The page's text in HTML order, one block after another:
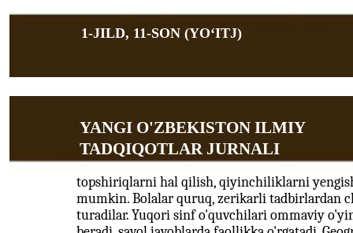
1-JILD, 11-SON (YOʻITJ)
YANGI O'ZBEKISTON ILMIY
TADQIQOTLAR JURNALI
topshiriqlarni hal qilish, qiyinchiliklarni
mumkin. Bolalar quruq, zerikarli tadbirlardan
turadilar. Yuqori sinf o'quvchilari ommaviy